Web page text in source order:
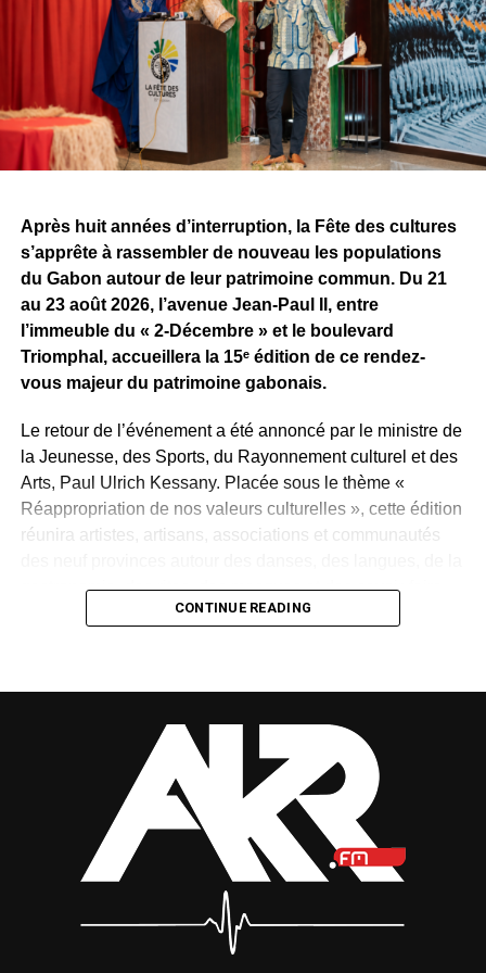
certainement décisive pour la suite de son parcours.
À travers cette signature, le challenge dépasse désormais
la simple confrontation entre producteurs. Il devient aussi
un espace de rencontres et d’opportunités pour les
artistes. Pour Tris, l’une des premières retombées est déjà
concrète, alors même que la compétition n’est pas encore
Reste maintenant à savoir ce que Sean Bridon Music
prépare pour sa nouvelle recrue. Car après cette belle
exposition, le véritable défi sera de proposer des projets
réguliers et solides, capables d’inscrire durablement Tris
au premier plan de la scène musicale gabonaise.
WhatsApp
Facebook
X Telegram
Email
>>
Après huit années d’interruption, la Fête des cultures
s’apprête à rassembler de nouveau les populations
du Gabon autour de leur patrimoine commun. Du 21
au 23 août 2026, l’avenue Jean-Paul II, entre
l’immeuble du « 2-Décembre » et le boulevard
Triomphal, accueillera la 15ᵉ édition de ce rendez-
vous majeur du patrimoine gabonais.
Le retour de l’événement a été annoncé par le ministre de
la Jeunesse, des Sports, du Rayonnement culturel et des
Arts, Paul Ulrich Kessany. Placée sous le thème «
Réappropriation de nos valeurs culturelles », cette édition
réunira artistes, artisans, associations et communautés
gastronomie, des rites, des masques et des savoir-faire
n’avait plus été organisée depuis 2018. Son retour
apparaît donc comme une « réparation d’une mémoire »,
selon le ministre.
Mais cette renaissance sera-t-elle durable ? La Fête des
cultures redeviendra-t-elle un rendez-vous régulier ou
restera-t-elle une parenthèse exceptionnelle dans
CONTINUE READING